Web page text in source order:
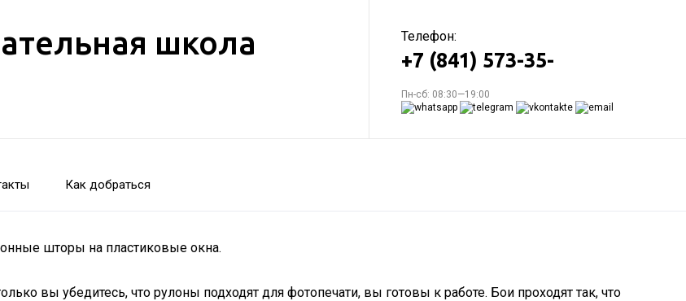
школа Телефон:
+7 (841) 573-35-
Пн-сб: 08:30—19:00
Как добраться
шторы на пластиковые окна.
вы убедитесь, что рулоны подходят для фотопечати, вы готовы к работе. Бои проходят так, что